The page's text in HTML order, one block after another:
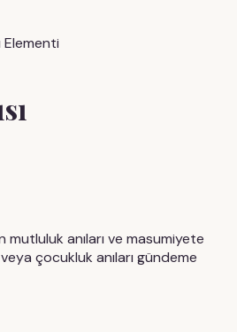
Elementi
anıları ve masumiyete
çocukluk anıları gündeme